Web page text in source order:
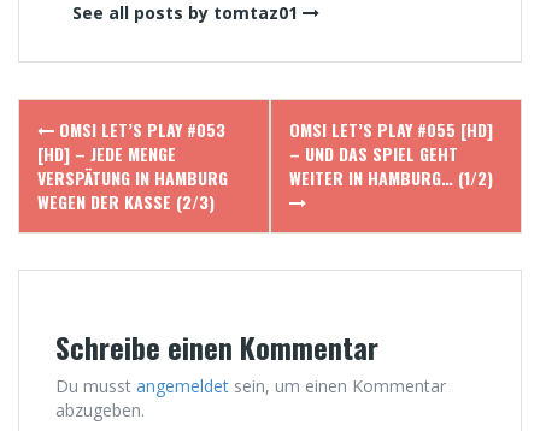
See all posts by tomtaz01
Post
navigation
OMSI LET’S PLAY #053
[HD] – JEDE MENGE
VERSPÄTUNG IN HAMBURG
WEGEN DER KASSE (2/3)
OMSI LET’S PLAY #055 [HD]
– UND DAS SPIEL GEHT
WEITER IN HAMBURG… (1/2)
Schreibe einen Kommentar
Du musst angemeldet sein, um einen Kommentar
abzugeben.